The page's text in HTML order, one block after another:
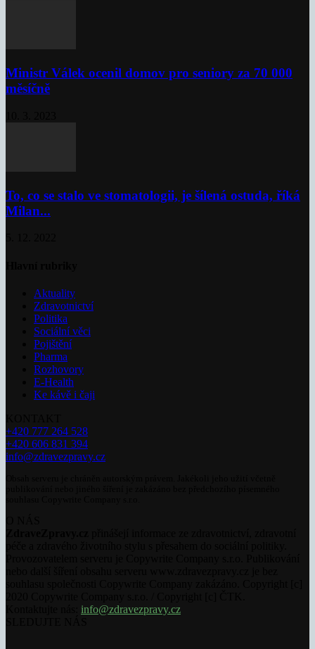
Ministr Válek ocenil domov pro seniory za 70 000
měsíčně
To, co se stalo ve stomatologii, je šílená ostuda, říká
Milan...
Aktuality
Zdravotnictví
Politika
Sociální věci
Pojištění
Pharma
Rozhovory
E-Health
Ke kávě i čaji
+420 777 264 528
+420 606 831 394
info@zdravezpravy.cz
info@zdravezpravy.cz